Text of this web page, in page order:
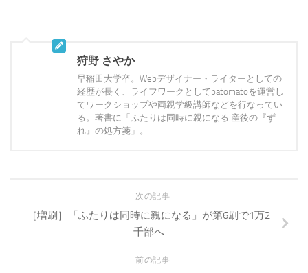
狩野 さやか
早稲田大学卒。Webデザイナー・ライターとしての
経歴が長く、ライフワークとしてpatomatoを運営し
てワークショップや両親学級講師などを行なってい
る。著書に「ふたりは同時に親になる 産後の『ず
れ』の処方箋」。
次の記事
［増刷］「ふたりは同時に親になる」が第6刷で1万2
千部へ
前の記事